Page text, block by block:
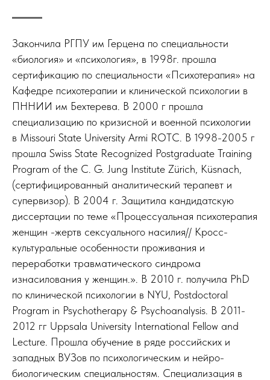
Закончила РГПУ им Герцена по специальности
«биология» и «психология», в 1998г. прошла
сертификацию по специальности «Психотерапия» на
Кафедре психотерапии и клинической психологии в
ПННИИ им Бехтерева. В 2000 г прошла
специализацию по кризисной и военной психологии
в Missouri State University Armi ROTC. В 1998-2005 г
прошла Swiss State Recognized Postgraduate Training
Program of the C. G. Jung Institute Zürich, Küsnach,
(сертифицированный аналитический терапевт и
супервизор). В 2004 г. Защитила кандидатскую
диссертации по теме «Процессуальная психотерапия
женщин -жертв сексуального насилия// Кросс-
культуральные особенности проживания и
переработки травматического синдрома
изнасилования у женщин.». В 2010 г. получила PhD
по клинической психологии в NYU, Postdoctoral
Program in Psychotherapy & Psychoanalysis. В 2011-
2012 гг Uppsala University International Fellow and
Lecture. Прошла обучение в ряде российских и
западных ВУЗов по психологическим и нейро-
биологическим специальностям. Специализация в